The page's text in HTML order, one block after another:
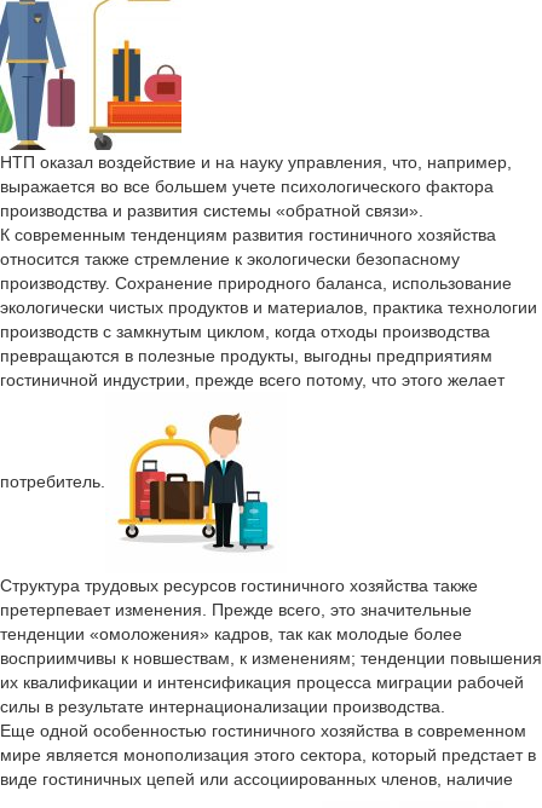
НТП оказал воздействие и на науку управления, что, например,
выражается во все большем учете психологического фактора
производства и развития системы «обратной связи».
К современным тенденциям развития гостиничного хозяйства
относится также стремление к экологически безопасному
производству. Сохранение природного баланса, использование
экологически чистых продуктов и материалов, практика технологии
производств с замкнутым циклом, когда отходы производства
превращаются в полезные продукты, выгодны предприятиям
гостиничной индустрии, прежде всего потому, что этого желает
потребитель.
Структура трудовых ресурсов гостиничного хозяйства также
претерпевает изменения. Прежде всего, это значительные
тенденции «омоложения» кадров, так как молодые более
восприимчивы к новшествам, к изменениям; тенденции повышения
их квалификации и интенсификация процесса миграции рабочей
силы в результате интернационализации производства.
Еще одной особенностью гостиничного хозяйства в современном
мире является монополизация этого сектора, который предстает в
виде гостиничных цепей или ассоциированных членов, наличие